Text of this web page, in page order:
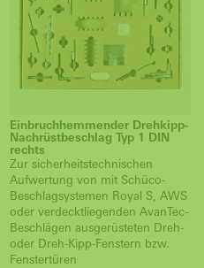
Einbruchhemmender Drehkipp-
Nachrüstbeschlag Typ 1 DIN
rechts
Zur sicherheitstechnischen
Aufwertung von mit Schüco-
Beschlagsystemen Royal S, AWS
oder verdecktliegenden AvanTec-
Beschlägen ausgerüsteten Dreh-
oder Dreh-Kipp-Fenstern bzw.
Fenstertüren